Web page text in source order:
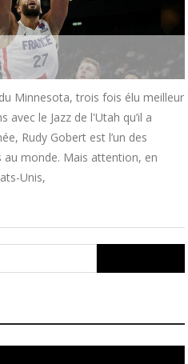
Minnesota, trois fois élu meilleur
avec le Jazz de l'Utah qu’il a
Rudy Gobert est l’un des
monde. Mais attention, en
Unis,
for: